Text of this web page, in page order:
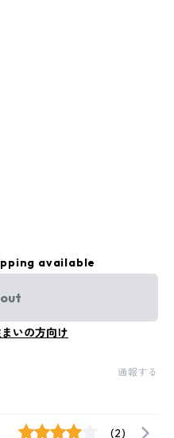
available
いの方向け
通報する
(2)